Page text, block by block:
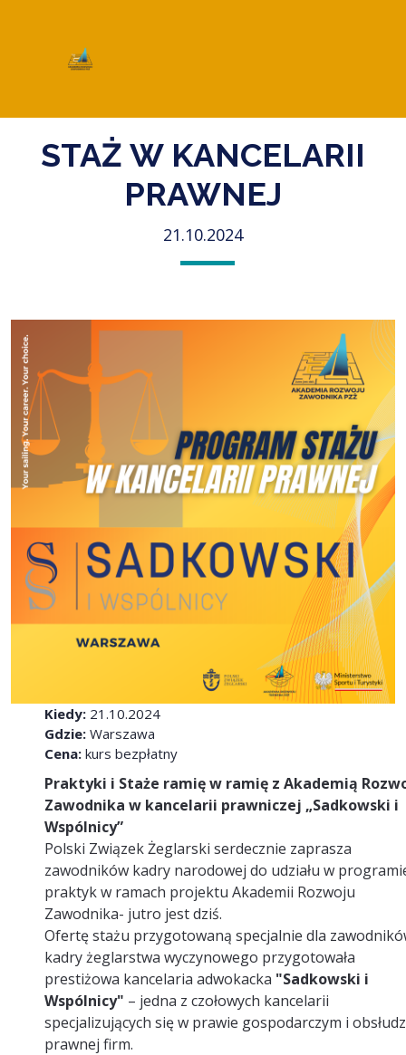
STAŻ W KANCELARII
PRAWNEJ
21.10.2024
Kiedy: 21.10.2024
Gdzie: Warszawa
Cena: kurs bezpłatny
Praktyki i Staże ramię w ramię z Akademią
Zawodnika w kancelarii prawniczej „Sadkowski i
Wspólnicy”
Polski Związek Żeglarski serdecznie zaprasza
zawodników kadry narodowej do udziału w
praktyk w ramach projektu Akademii Rozwoju
Zawodnika- jutro jest dziś.
Ofertę stażu przygotowaną specjalnie dla
kadry żeglarstwa wyczynowego przygotowała
prestiżowa kancelaria adwokacka "Sadkowski i
Wspólnicy" – jedna z czołowych kancelarii
specjalizujących się w prawie gospodarczym i
prawnej firm.